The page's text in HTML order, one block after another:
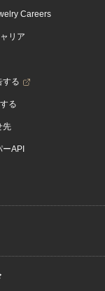
Careers
リア
する
る
先
API